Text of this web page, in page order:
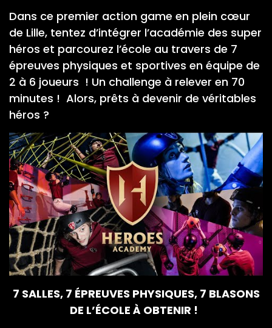
Dans ce premier action game en plein cœur
de Lille, tentez d’intégrer l’académie des super
héros et parcourez l’école au travers de 7
épreuves physiques et sportives en équipe de
2 à 6 joueurs ! Un challenge à relever en 70
minutes ! Alors, prêts à devenir de véritables
héros ?
7 SALLES, 7 ÉPREUVES PHYSIQUES, 7 BLASONS
DE L’ÉCOLE À OBTENIR !